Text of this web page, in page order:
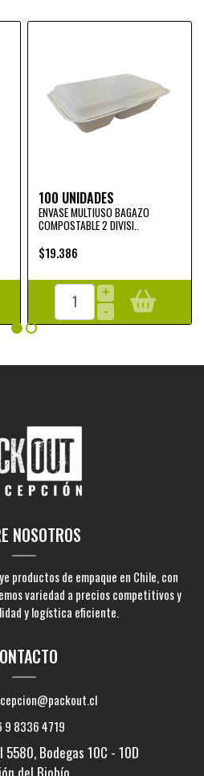
100 UNIDADES
ENVASE MULTIUSO BAGAZO
COMPOSTABLE 2 DIVISI..
$19.386
+
-
NOSOTROS
productos de empaque en Chile, con
variedad a precios competitivos y
y logística eficiente.
9 8336 4719
5580, Bodegas 10C - 10D